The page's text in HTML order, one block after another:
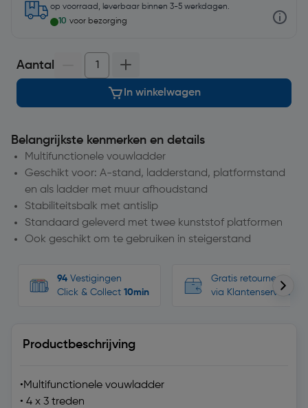
op voorraad, leverbaar binnen 3-5 werkdagen.
10 voor bezorging
Aantal
In winkelwagen
Belangrijkste kenmerken en details
Multifunctionele vouwladder
Geschikt voor: A-stand, ladderstand, platformstand
en als ladder met muur afhoudstand
Stabiliteitsbalk met antislip
Standaard geleverd met twee kunststof platformen
Ook geschikt om te gebruiken in steigerstand
94 Vestigingen
Click & Collect 10min
Gratis retourneren,
via Klantenservice
Productbeschrijving
•Multifunctionele vouwladder
• 4 x 3 treden